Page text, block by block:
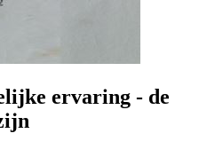
ervaring - de